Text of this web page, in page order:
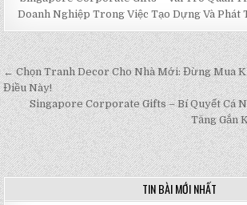
Doanh Nghiệp Trong Việc Tạo Dựng Và
Post
navigation
← Chọn Tranh Decor Cho Nhà Mới: Đừng Mua
Điều Này!
Singapore Corporate Gifts – Bí Quyết Cá
Tăng Gắn
TIN BÀI MỚI NHẤT